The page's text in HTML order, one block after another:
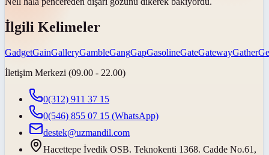
İlgili Kelimeler
GadgetGainGalleryGambleGangGapGasolineGateGatewayGather
İletişim Merkezi (09.00 - 22.00)
0(312) 911 37 15
0(546) 855 07 15 (WhatsApp)
destek@uzmandil.com
Hacettepe İvedik OSB. Teknokenti 1368. Cadde No.61,